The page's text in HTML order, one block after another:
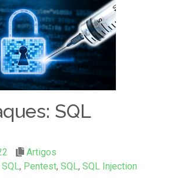
SQL
Artigos
SQL, Pentest, SQL, SQL Injection